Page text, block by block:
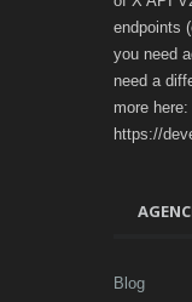
endpoints
you need
need a
more here:
https://
Blog